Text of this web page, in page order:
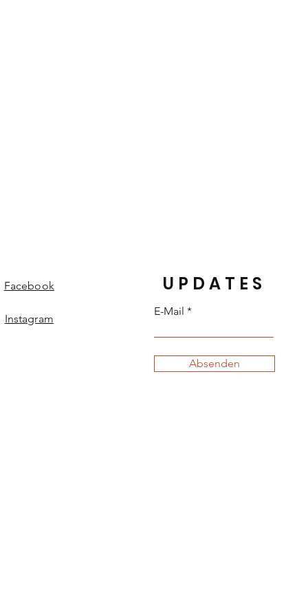
Facebook
Instagram
UPDATES
E-Mail
Absenden